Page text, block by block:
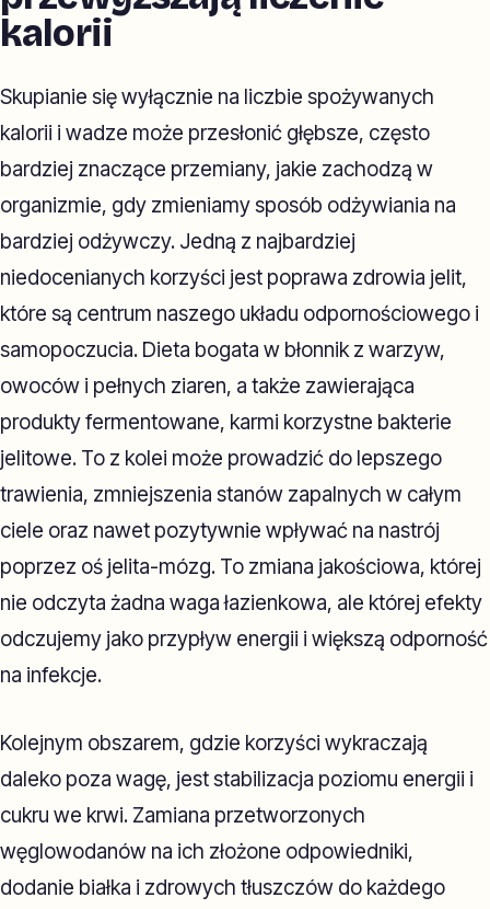
kalorii
Skupianie się wyłącznie na liczbie spożywanych
kalorii i wadze może przesłonić głębsze, często
bardziej znaczące przemiany, jakie zachodzą w
organizmie, gdy zmieniamy sposób odżywiania na
bardziej odżywczy. Jedną z najbardziej
niedocenianych korzyści jest poprawa zdrowia jelit,
które są centrum naszego układu odpornościowego i
samopoczucia. Dieta bogata w błonnik z warzyw,
owoców i pełnych ziaren, a także zawierająca
produkty fermentowane, karmi korzystne bakterie
jelitowe. To z kolei może prowadzić do lepszego
trawienia, zmniejszenia stanów zapalnych w całym
ciele oraz nawet pozytywnie wpływać na nastrój
poprzez oś jelita-mózg. To zmiana jakościowa, której
nie odczyta żadna waga łazienkowa, ale której efekty
odczujemy jako przypływ energii i większą odporność
na infekcje.
Kolejnym obszarem, gdzie korzyści wykraczają
daleko poza wagę, jest stabilizacja poziomu energii i
cukru we krwi. Zamiana przetworzonych
węglowodanów na ich złożone odpowiedniki,
dodanie białka i zdrowych tłuszczów do każdego